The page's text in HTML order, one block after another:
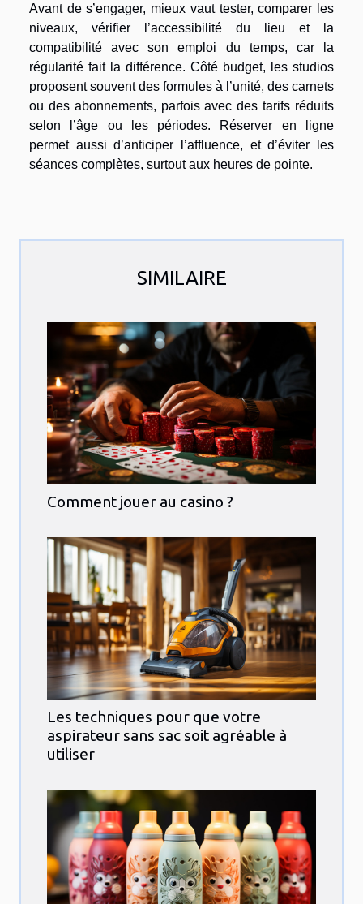
Avant de s’engager, mieux vaut tester, comparer les
niveaux, vérifier l’accessibilité du lieu et la
compatibilité avec son emploi du temps, car la
régularité fait la différence. Côté budget, les studios
proposent souvent des formules à l’unité, des carnets
ou des abonnements, parfois avec des tarifs réduits
selon l’âge ou les périodes. Réserver en ligne
permet aussi d’anticiper l’affluence, et d’éviter les
séances complètes, surtout aux heures de pointe.
SIMILAIRE
Comment jouer au casino ?
Les techniques pour que votre
aspirateur sans sac soit agréable à
utiliser